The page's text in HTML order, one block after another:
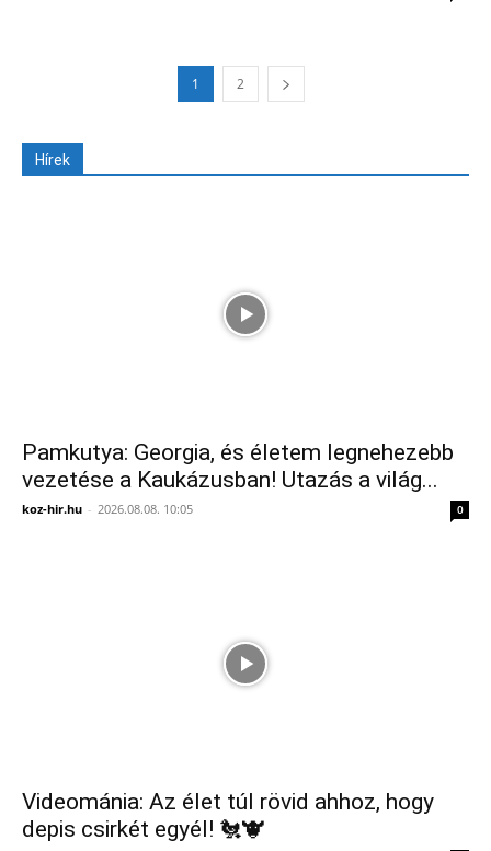
1 2
Hírek
Pamkutya: Georgia, és életem legnehezebb
vezetése a Kaukázusban! Utazás a világ...
koz-hir.hu - 2026.08.08. 10:05 0
Videománia: Az élet túl rövid ahhoz, hogy
depis csirkét egyél! 🐔🐮